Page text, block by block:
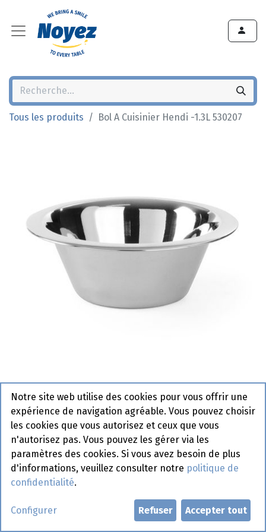
Tous les produits Bol A Cuisinier Hendi -1.3L 530207
Bol A Cuisinier Hendi -1.3L
530207
Demander un compte
Notre site web utilise des cookies pour vous offrir une
expérience de navigation agréable. Vous pouvez choisir
les cookies que vous autorisez et ceux que vous
n'autorisez pas. Vous pouvez les gérer via les
paramètres des cookies. Si vous avez besoin de plus
d'informations, veuillez consulter notre politique de
confidentialité.
Configurer Refuser Accepter tout